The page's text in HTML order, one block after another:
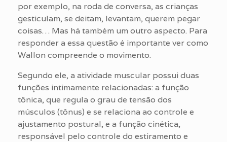
por exemplo, na roda de conversa, as crianças
gesticulam, se deitam, levantam, querem pegar
coisas… Mas há também um outro aspecto. Para
responder a essa questão é importante ver como
Wallon compreende o movimento.
Segundo ele, a atividade muscular possui duas
funções intimamente relacionadas: a função
tônica, que regula o grau de tensão dos
músculos (tônus) e se relaciona ao controle e
ajustamento postural, e a função cinética,
responsável pelo controle do estiramento e